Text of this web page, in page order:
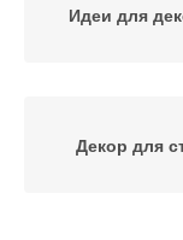
Идеи для
Декор для